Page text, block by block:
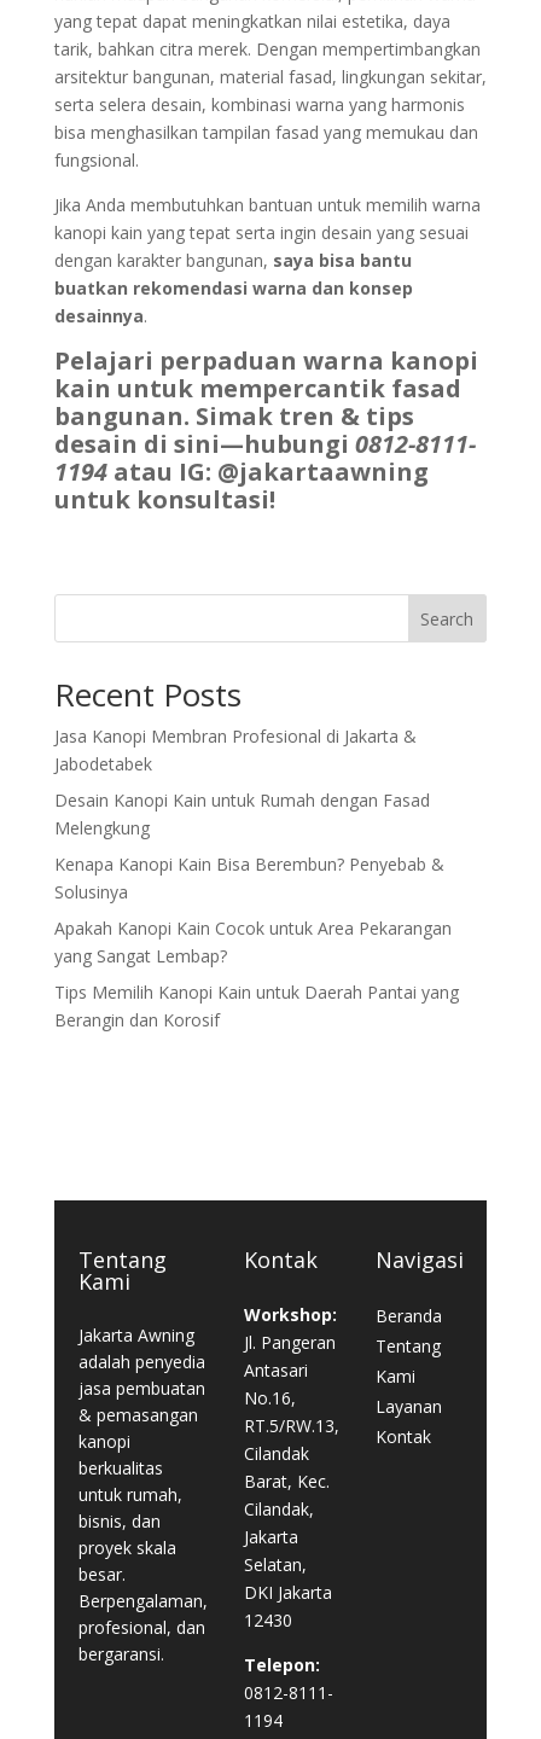
yang tepat dapat meningkatkan nilai estetika, daya
tarik, bahkan citra merek. Dengan mempertimbangkan
arsitektur bangunan, material fasad, lingkungan sekitar,
serta selera desain, kombinasi warna yang harmonis
bisa menghasilkan tampilan fasad yang memukau dan
fungsional.
Jika Anda membutuhkan bantuan untuk memilih warna
kanopi kain yang tepat serta ingin desain yang sesuai
dengan karakter bangunan, saya bisa bantu
buatkan rekomendasi warna dan konsep
desainnya.
Pelajari perpaduan warna kanopi
kain untuk mempercantik fasad
bangunan. Simak tren & tips
desain di sini—hubungi 0812-8111-
1194atau IG: @jakartaawning
untuk konsultasi!
Search
Recent Posts
Jasa Kanopi Membran Profesional di Jakarta &
Jabodetabek
Desain Kanopi Kain untuk Rumah dengan Fasad
Melengkung
Kenapa Kanopi Kain Bisa Berembun? Penyebab &
Solusinya
Apakah Kanopi Kain Cocok untuk Area Pekarangan
yang Sangat Lembap?
Tips Memilih Kanopi Kain untuk Daerah Pantai yang
Berangin dan Korosif
Tentang
Kami
Jakarta Awning
adalah penyedia
jasa pembuatan
& pemasangan
kanopi
berkualitas
untuk rumah,
bisnis, dan
proyek skala
besar.
Berpengalaman,
profesional, dan
bergaransi.
Kontak
Workshop:
Jl. Pangeran
Antasari
No.16,
RT.5/RW.13,
Cilandak
Barat, Kec.
Cilandak,
Jakarta
Selatan,
DKI Jakarta
12430
Telepon:
0812-8111-
1194
Navigasi
Beranda
Tentang
Kami
Layanan
Kontak